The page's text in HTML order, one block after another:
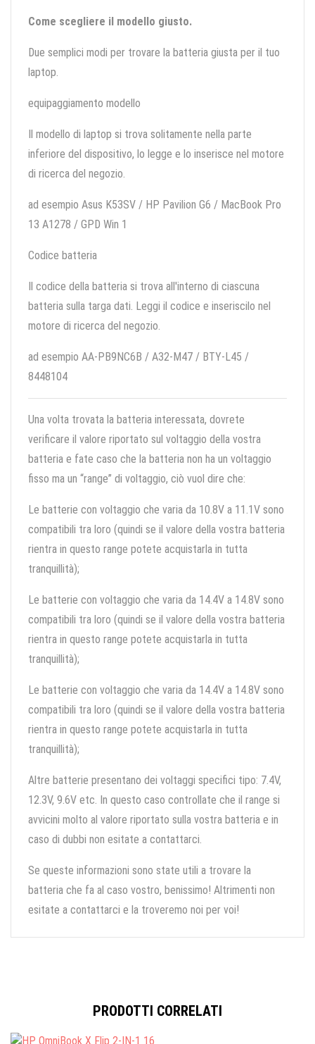
Come scegliere il modello giusto.
Due semplici modi per trovare la batteria giusta per il tuo
laptop.
equipaggiamento modello
Il modello di laptop si trova solitamente nella parte
inferiore del dispositivo, lo legge e lo inserisce nel motore
di ricerca del negozio.
ad esempio Asus K53SV / HP Pavilion G6 / MacBook Pro
13 A1278 / GPD Win 1
Codice batteria
Il codice della batteria si trova all'interno di ciascuna
batteria sulla targa dati. Leggi il codice e inseriscilo nel
motore di ricerca del negozio.
ad esempio AA-PB9NC6B / A32-M47 / BTY-L45 /
8448104
Una volta trovata la batteria interessata, dovrete
verificare il valore riportato sul voltaggio della vostra
batteria e fate caso che la batteria non ha un voltaggio
fisso ma un “range” di voltaggio, ciò vuol dire che:
Le batterie con voltaggio che varia da 10.8V a 11.1V sono
compatibili tra loro (quindi se il valore della vostra batteria
rientra in questo range potete acquistarla in tutta
tranquillità);
Le batterie con voltaggio che varia da 14.4V a 14.8V sono
compatibili tra loro (quindi se il valore della vostra batteria
rientra in questo range potete acquistarla in tutta
tranquillità);
Le batterie con voltaggio che varia da 14.4V a 14.8V sono
compatibili tra loro (quindi se il valore della vostra batteria
rientra in questo range potete acquistarla in tutta
tranquillità);
Altre batterie presentano dei voltaggi specifici tipo: 7.4V,
12.3V, 9.6V etc. In questo caso controllate che il range si
avvicini molto al valore riportato sulla vostra batteria e in
caso di dubbi non esitate a contattarci.
Se queste informazioni sono state utili a trovare la
batteria che fa al caso vostro, benissimo! Altrimenti non
esitate a contattarci e la troveremo noi per voi!
PRODOTTI CORRELATI